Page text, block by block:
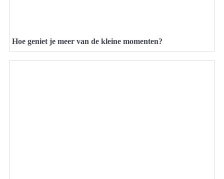
Hoe geniet je meer van de kleine momenten?